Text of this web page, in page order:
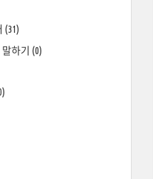
(31)
하기 (0)